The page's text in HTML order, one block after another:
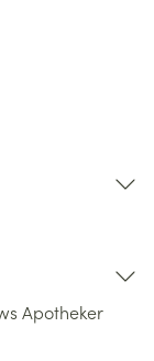
Apotheker